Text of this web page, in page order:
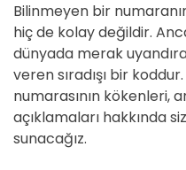
Bilinmeyen bir
hiç de kolay değildir.
dünyada merak
veren sıradışı bir
numarasının kökenleri,
açıklamaları hakkında
sunacağız.